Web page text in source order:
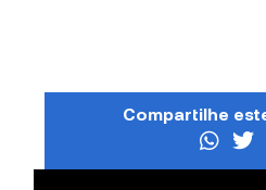
Compartilhe